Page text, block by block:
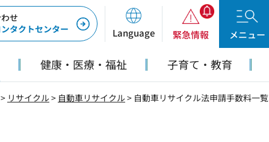
せ
タクトセンター
Language 緊急情報 メニュー
健康・医療・福祉 子育て・教育
> リサイクル > 自動車リサイクル > 自動車リサイクル法申請手数料一覧